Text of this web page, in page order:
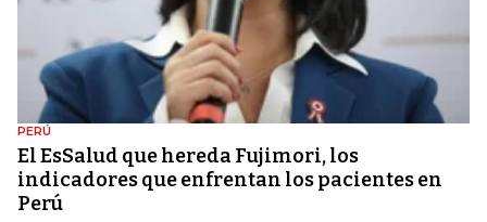
PERÚ
El EsSalud que hereda Fujimori, los
indicadores que enfrentan los pacientes en
Perú